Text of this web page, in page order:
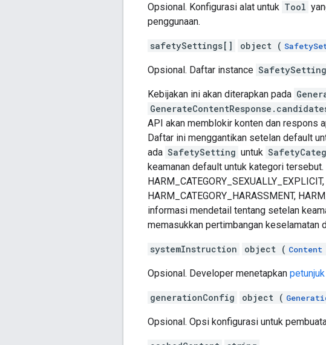
Opsional. Konfigurasi alat untuk Tool
penggunaan.
safetySettings[] object (
Opsional. Daftar instance SafetySetting
Kebijakan ini akan diterapkan pada
API akan memblokir konten dan respons
Daftar ini menggantikan setelan default
ada SafetySetting untuk
keamanan default untuk kategori tersebut.
HARM_CATEGORY_HARASSMENT,
informasi mendetail tentang setelan
memasukkan pertimbangan keselamatan
systemInstruction object ( Content
Opsional. Developer menetapkan
generationConfig object (
Opsional. Opsi konfigurasi untuk